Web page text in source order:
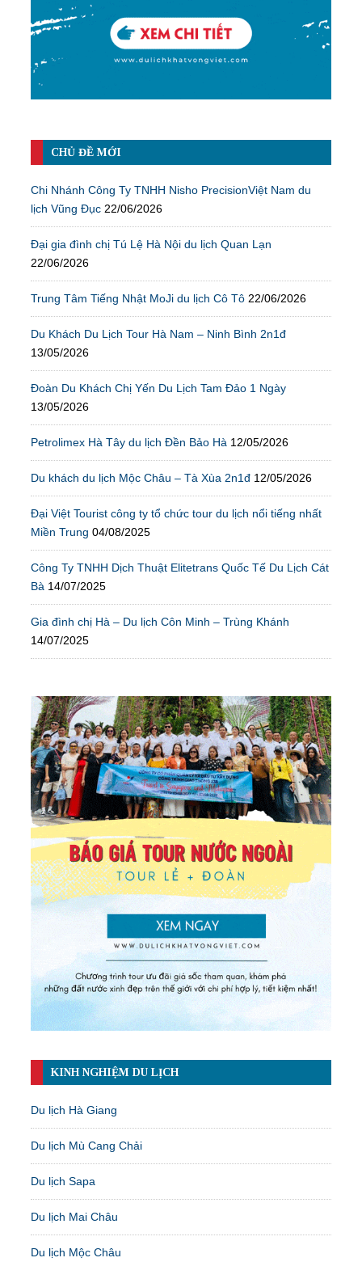
CHỦ ĐỀ MỚI
Chi Nhánh Công Ty TNHH Nisho PrecisionViệt Nam du
lịch Vũng Đục 22/06/2026
Đại gia đình chị Tú Lệ Hà Nội du lịch Quan Lạn
22/06/2026
Trung Tâm Tiếng Nhật MoJi du lịch Cô Tô 22/06/2026
Du Khách Du Lịch Tour Hà Nam – Ninh Bình 2n1đ
13/05/2026
Đoàn Du Khách Chị Yến Du Lịch Tam Đảo 1 Ngày
13/05/2026
Petrolimex Hà Tây du lịch Đền Bảo Hà 12/05/2026
Du khách du lịch Mộc Châu – Tà Xùa 2n1đ 12/05/2026
Đại Việt Tourist công ty tổ chức tour du lịch nổi tiếng nhất
Miền Trung 04/08/2025
Công Ty TNHH Dịch Thuật Elitetrans Quốc Tế Du Lịch Cát
Bà 14/07/2025
Gia đình chị Hà – Du lịch Côn Minh – Trùng Khánh
14/07/2025
KINH NGHIỆM DU LỊCH
Du lịch Hà Giang
Du lịch Mù Cang Chải
Du lịch Sapa
Du lịch Mai Châu
Du lịch Mộc Châu